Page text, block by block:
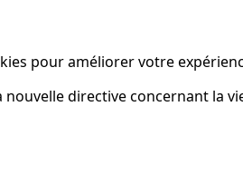
pour améliorer votre
nouvelle directive concernant la